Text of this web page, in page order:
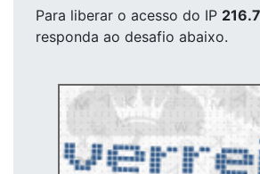
Para liberar o acesso do IP
responda ao desafio abaixo.